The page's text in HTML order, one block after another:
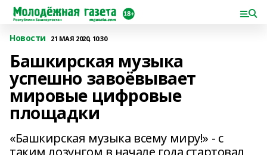
Новости 21 МАЯ 2020, 10:30
Башкирская музыка
успешно завоёвывает
мировые цифровые
площадки
«Башкирская музыка всему миру!» - с
таким лозунгом в начале года стартовал